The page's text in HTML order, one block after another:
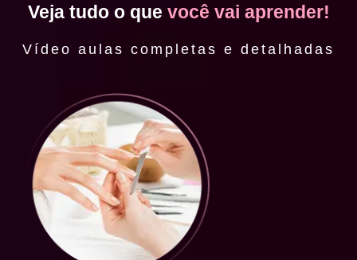
Veja tudo o que você vai aprender!
Vídeo aulas completas e detalhadas